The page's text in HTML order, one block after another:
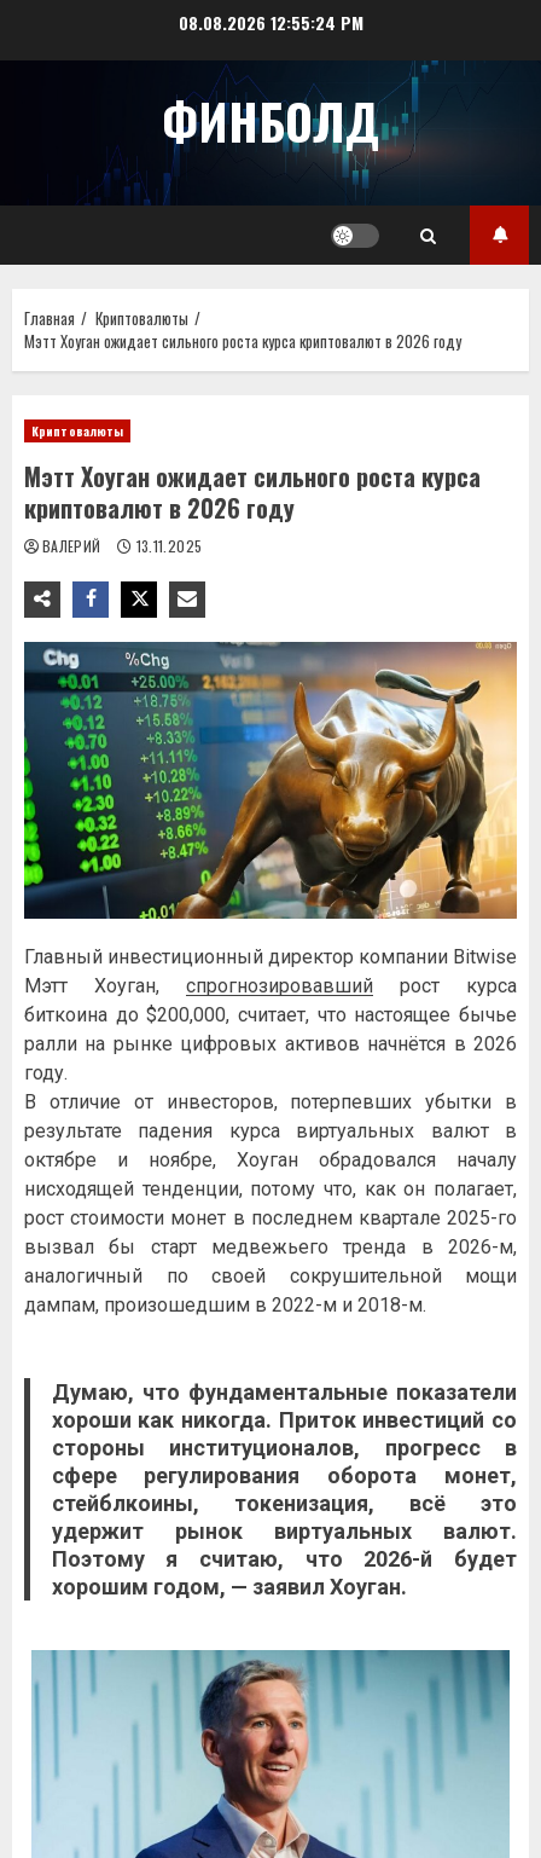
08.08.2026 12:55:25 PM
ФИНБОЛД
Главная
Криптовалюты
Мэтт Хоуган ожидает сильного роста курса криптовалют в 2026 году
Криптовалюты
Мэтт Хоуган ожидает сильного роста курса
криптовалют в 2026 году
ВАЛЕРИЙ 13.11.2025
Главный инвестиционный директор компании Bitwise
Мэтт Хоуган, спрогнозировавший рост курса
биткоина до $200,000, считает, что настоящее бычье
ралли на рынке цифровых активов начнётся в 2026
году.
В отличие от инвесторов, потерпевших убытки в
результате падения курса виртуальных валют в
октябре и ноябре, Хоуган обрадовался началу
нисходящей тенденции, потому что, как он полагает,
рост стоимости монет в последнем квартале 2025-го
вызвал бы старт медвежьего тренда в 2026-м,
аналогичный по своей сокрушительной мощи
дампам, произошедшим в 2022-м и 2018-м.
Думаю, что фундаментальные показатели
хороши как никогда. Приток инвестиций со
стороны институционалов, прогресс в
сфере регулирования оборота монет,
стейблкоины, токенизация, всё это
удержит рынок виртуальных валют.
Поэтому я считаю, что 2026-й будет
хорошим годом, — заявил Хоуган.